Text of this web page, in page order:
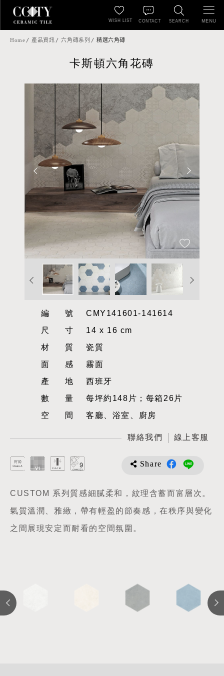
SEARCH
WISH LIST CONTACT MENU
Home 產品資訊 六角磚系列 精選六角磚
卡斯頓六角花磚
編號CMY141601-141614
尺寸14 x 16 cm
材質瓷質
面感霧面
產地西班牙
數量每坪約148片；每箱26片
空間客廳、浴室、廚房
聯絡我們 線上客服
Share
CUSTOM 系列質感細膩柔和，紋理含蓄而富層次。
氣質溫潤、雅緻，帶有輕盈的節奏感，在秩序與變化
之間展現安定而耐看的空間氛圍。